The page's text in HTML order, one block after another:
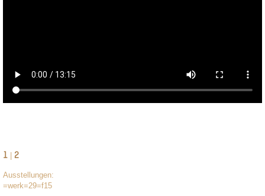
1 2
Ausstellungen:
=werk=29=f15